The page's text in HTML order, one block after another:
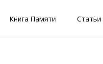
Книга Памяти Статьи